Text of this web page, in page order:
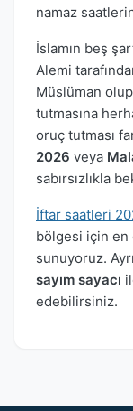
namaz
İslamın beş
Alemi
Müslüman
tutmasına
oruç tutması
2026 veya
sabırsızlıkla
İftar saatleri
bölgesi için
sunuyoruz.
sayım sayacı
edebilirsiniz.